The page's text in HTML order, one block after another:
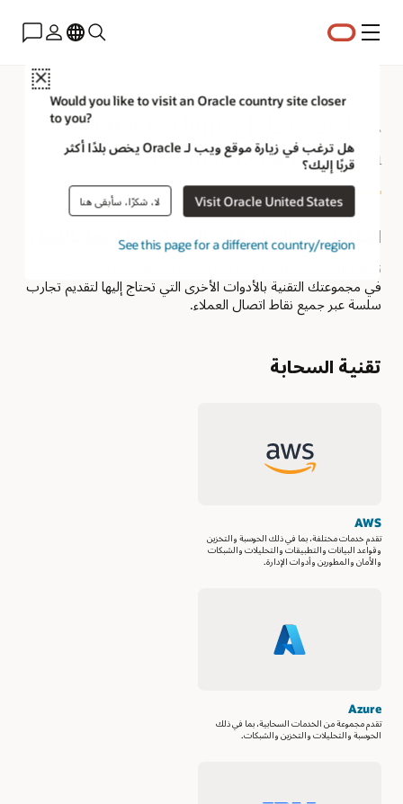
القائمة
Close
Would you like to visit an Oracle country site closer
to you?
هل ترغب في زيارة موقع ويب لـ Oracle يخص بلدًا أكثر
قربًا إليك؟
Visit Oracle United States لا، شكرًا، سأبقى هنا
See this page for a different country/region
Customer Data Platform
التكامل مع التطبيقات التي تستخدمها بالفعل
في مجموعتك التقنية بالأدوات الأخرى التي تحتاج إليها لتقديم تجارب
سلسة عبر جميع نقاط اتصال العملاء.
تقنية السحابة
AWS
تقدم خدمات مختلفة، بما في ذلك الحوسبة والتخزين
وقواعد البيانات والتطبيقات والتحليلات والشبكات
والأمان والمطورين وأدوات الإدارة.
Azure
تقدم مجموعة من الخدمات السحابية، بما في ذلك
الحوسبة والتحليلات والتخزين والشبكات.